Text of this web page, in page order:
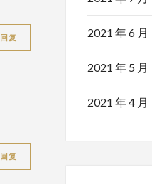
回复
回复
2021 年 6 月
2021 年 5 月
2021 年 4 月